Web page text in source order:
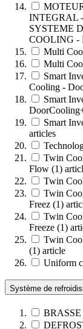
INTEGRAL
SYSTEME
COOLING -
Multi
Multi
Smart
Cooling -
Smart
Smart
articles
Twin
Flow (1)
Twin
Twin
Freez (1)
Twin
Freeze (1)
Twin
(1) article
Uniform
Système de
BRASSE